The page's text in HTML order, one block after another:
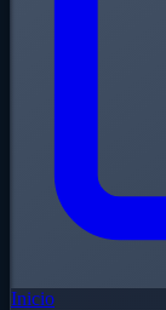
Inicio